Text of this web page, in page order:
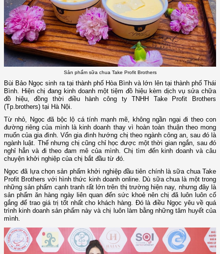
Sản phẩm sữa chua Take Profit Brothers
Bùi Bảo Ngọc sinh ra tại thành phố Hòa Bình và lớn lên tại thành phố Thái
Bình. Hiện chị đang kinh doanh một tiệm đồ hiệu kèm dịch vụ sửa chữa
đồ hiệu, đồng thời điều hành công ty TNHH Take Profit Brothers
(Tp.brothers) tại Hà Nội.
Từ nhỏ, Ngọc đã bộc lộ cá tính mạnh mẽ, không ngần ngại đi theo con
đường riêng của mình là kinh doanh thay vì hoàn toàn thuận theo mong
muốn của gia đình. Vốn gia đình hướng chị theo ngành công an, sau đó là
ngành luật. Thế nhưng chị cũng chỉ học được một thời gian ngắn, sau đó
nghỉ hẳn và đi theo đam mê của mình. Chị tìm đến kinh doanh và câu
chuyện khởi nghiệp của chị bắt đầu từ đó.
Ngọc đã lựa chọn sản phẩm khởi nghiệp đầu tiên chính là sữa chua Take
Profit Brothers với hình thức kinh doanh online. Dù sữa chua là một trong
những sản phẩm cạnh tranh rất lớn trên thị trường hiện nay, nhưng đây là
sản phẩm ăn hàng ngày liên quan đến sức khoẻ nên chị đã luôn luôn cố
gắng để trao giá trị tốt nhất cho khách hàng. Đó là điều Ngọc yêu về quá
trình kinh doanh sản phẩm này và chị luôn làm bằng những tâm huyết của
mình.